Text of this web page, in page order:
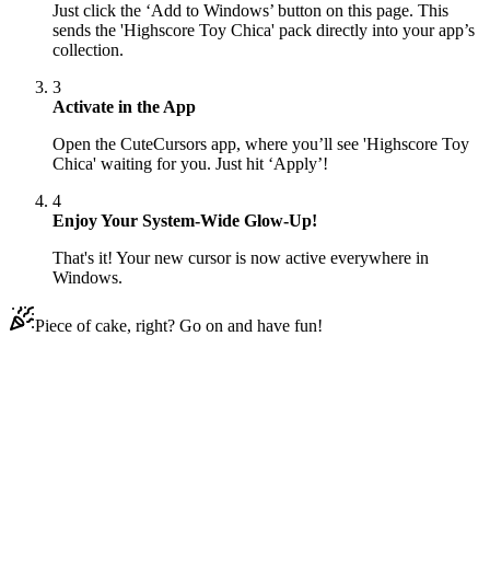
Just click the ‘Add to Windows’ button on this page. This
sends the 'Highscore Toy Chica' pack directly into your app’s
collection.
3
Activate in the App
Open the CuteCursors app, where you’ll see 'Highscore Toy
Chica' waiting for you. Just hit ‘Apply’!
4
Enjoy Your System-Wide Glow-Up!
That's it! Your new cursor is now active everywhere in
Windows.
Piece of cake, right? Go on and have fun!